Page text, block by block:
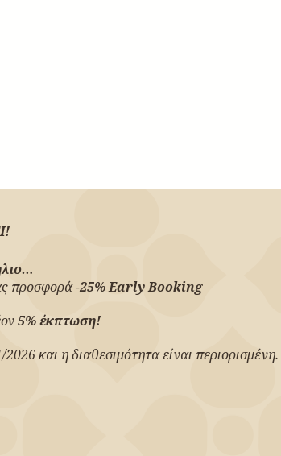
προσφορά-25% Early Booking
5% έκπτωση!
και η διαθεσιμότητα είναι περιορισμένη.